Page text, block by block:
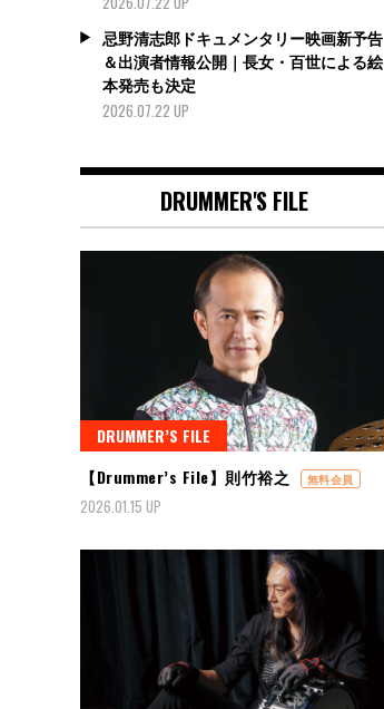
忌野清志郎ドキュメンタリー映画新予告
＆出演者情報公開｜長女・百世による絵
本発売も決定
2026.07.22 UP
DRUMMER'S FILE
DRUMMER’S FILE
【Drummer’s File】則竹裕之
無料会員
2026.01.15 UP